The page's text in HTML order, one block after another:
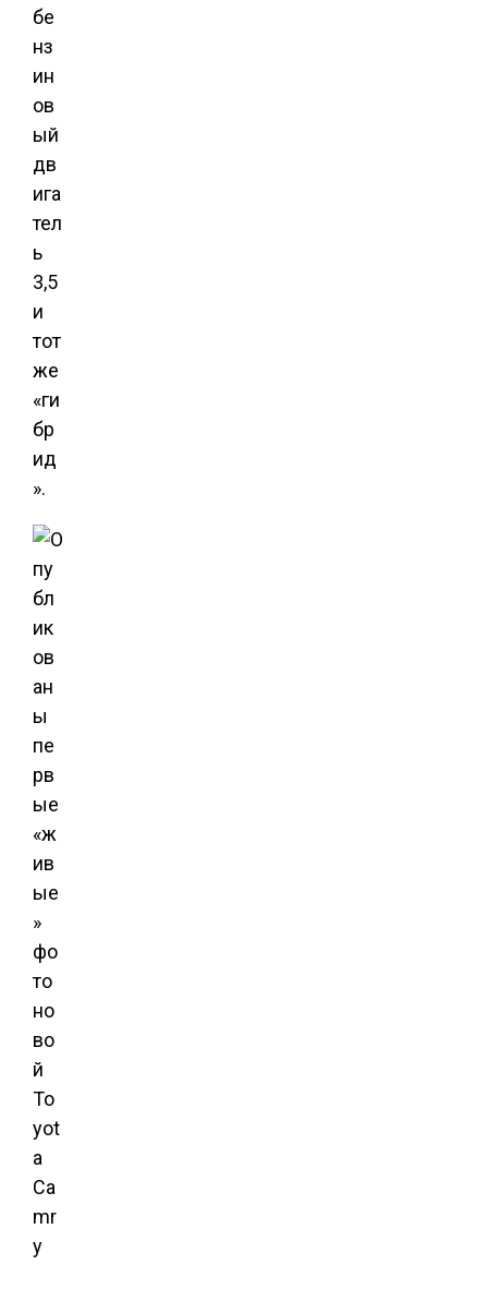
бе
нз
ин
ов
ый
дв
ига
тел
ь
3,5
и
тот
же
«ги
бр
ид
».